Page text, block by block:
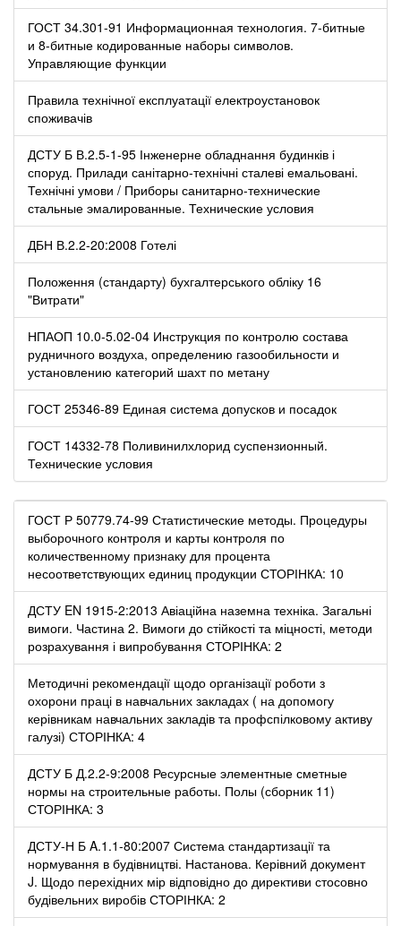
ГОСТ 34.301-91 Информационная технология. 7-битные
и 8-битные кодированные наборы символов.
Управляющие функции
Правила технічної експлуатації електроустановок
споживачів
ДСТУ Б В.2.5-1-95 Інженерне обладнання будинків і
споруд. Прилади санітарно-технічні сталеві емальовані.
Технічні умови / Приборы санитарно-технические
стальные эмалированные. Технические условия
ДБН В.2.2-20:2008 Готелі
Положення (стандарту) бухгалтерського обліку 16
"Витрати"
НПАОП 10.0-5.02-04 Инструкция по контролю состава
рудничного воздуха, определению газообильности и
установлению категорий шахт по метану
ГОСТ 25346-89 Единая система допусков и посадок
ГОСТ 14332-78 Поливинилхлорид суспензионный.
Технические условия
ГОСТ Р 50779.74-99 Статистические методы. Процедуры
выборочного контроля и карты контроля по
количественному признаку для процента
несоответствующих единиц продукции СТОРІНКА: 10
ДСТУ EN 1915-2:2013 Авіаційна наземна техніка. Загальні
вимоги. Частина 2. Вимоги до стійкості та міцності, методи
розрахування і випробування СТОРІНКА: 2
Методичні рекомендації щодо організації роботи з
охорони праці в навчальних закладах ( на допомогу
керівникам навчальних закладів та профспілковому активу
галузі) СТОРІНКА: 4
ДСТУ Б Д.2.2-9:2008 Ресурсные элементные сметные
нормы на строительные работы. Полы (сборник 11)
СТОРІНКА: 3
ДСТУ-Н Б A.1.1-80:2007 Система стандартизації та
нормування в будівництві. Настанова. Керівний документ
J. Щодо перехідних мір відповідно до директиви стосовно
будівельних виробів СТОРІНКА: 2